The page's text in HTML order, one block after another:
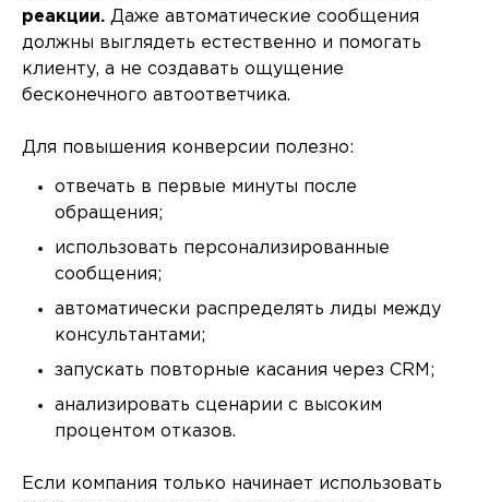
реакции. Даже автоматические сообщения
должны выглядеть естественно и помогать
клиенту, а не создавать ощущение
бесконечного автоответчика.
Для повышения конверсии полезно:
отвечать в первые минуты после
обращения;
использовать персонализированные
сообщения;
автоматически распределять лиды между
консультантами;
запускать повторные касания через CRM;
анализировать сценарии с высоким
процентом отказов.
Если компания только начинает использовать